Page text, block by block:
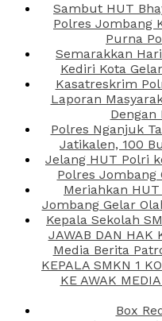
Sambut HUT
Polres Jombang
Purna
Semarakkan
Kediri Kota
Kasatreskrim
Laporan
Polres Nganjuk
Jatikalen, 100
Jelang HUT Polri
Polres Jombang
Meriahkan
Jombang Gelar
Kepala Sekolah
JAWAB DAN HAK
Media Berita
KEPALA SMKN 1
KE AWAK
Box